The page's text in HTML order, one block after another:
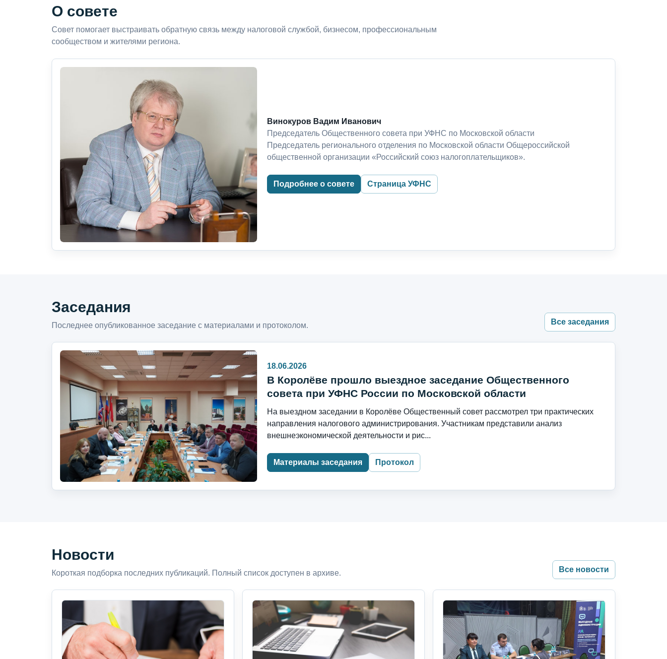
О совете
Совет помогает выстраивать обратную связь между налоговой службой, бизнесом, профессиональным
сообществом и жителями региона.
Винокуров Вадим Иванович
Председатель Общественного совета при УФНС по Московской области
Председатель регионального отделения по Московской области Общероссийской
общественной организации «Российский союз налогоплательщиков».
Подробнее о совете Страница УФНС
Заседания
Последнее опубликованное заседание с материалами и протоколом. Все заседания
18.06.2026
В Королёве прошло выездное заседание Общественного
совета при УФНС России по Московской области
На выездном заседании в Королёве Общественный совет рассмотрел три практических
направления налогового администрирования. Участникам представили анализ
внешнеэкономической деятельности и рис...
Материалы заседания Протокол
Новости
Короткая подборка последних публикаций. Полный список доступен в архиве. Все новости